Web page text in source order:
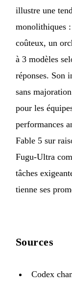
illustre une
monolithiques
coûteux, un
à 3 modèles
réponses. Son
sans
pour les
performances
Fable 5 sur
Fugu-Ultra
tâches
tienne ses
Sources
Codex